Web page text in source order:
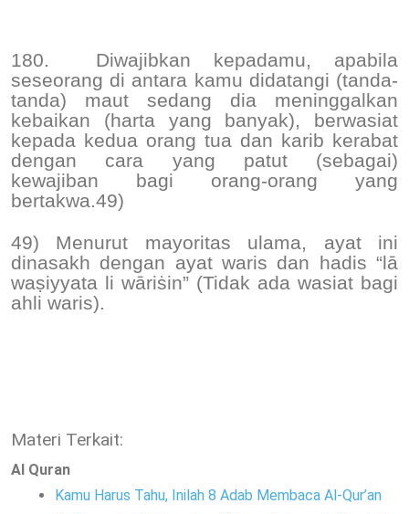
180.
Diwajibkan kepadamu, apabila
seseorang di antara kamu didatangi (tanda-
tanda) maut sedang dia meninggalkan
kebaikan (harta yang banyak), berwasiat
kepada kedua orang tua dan karib kerabat
dengan cara yang patut (sebagai)
kewajiban bagi orang-orang yang
bertakwa.49)
49) Menurut mayoritas ulama, ayat ini
dinasakh dengan ayat waris dan hadis “lā
waṣiyyata li wāriṡin” (Tidak ada wasiat bagi
ahli waris).
Materi Terkait:
Al Quran
Kamu Harus Tahu, Inilah 8 Adab Membaca Al-Qur’an